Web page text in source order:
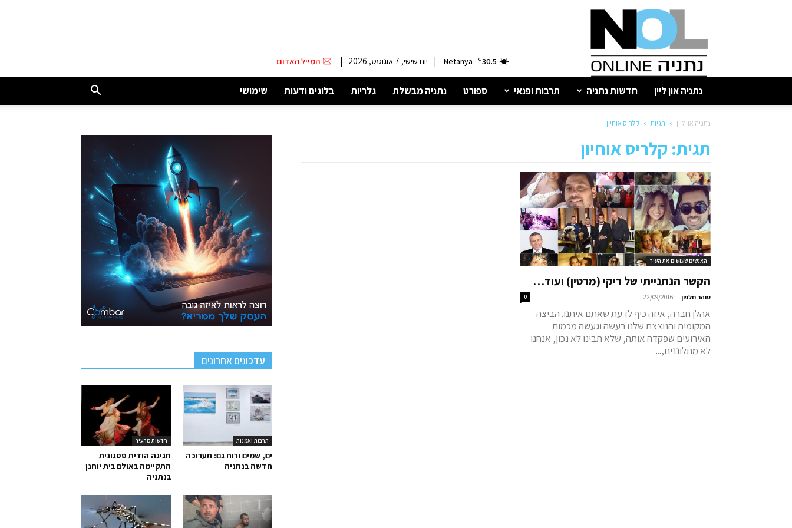
נתניה
30.5
C
Netanya
| יום שישי, 7 אוגוסט, 2026 | המייל האדום
נתניה און ליין חדשות נתניה תרבות ופנאי ספורט נתניה מבשלת גלריות בלוגים ודעות שימושי
נתניה און ליין תגיות קלריס אוחיון
תגית: קלריס אוחיון
האנשים שעושים את העיר
הקשר הנתנייתי של ריקי (מרטין) ועוד…
טוהר חלפון -
22/09/2016
0
אהלן חברה, איזה כיף לדעת שאתם איתנו. הביצה
המקומית והנוצצת שלנו רעשה וגעשה מכמות
האירועים שפקדה אותה, שלא תבינו לא נכון, אנחנו
לא מתלוננים,...
עדכונים אחרונים
חדשות מהעיר
חגיגה הודית ססגונית
התקיימה באולם בית יוחנן
בנתניה
תרבות ואמנות
ים, שמים ורוח גם: תערוכה
חדשה בנתניה